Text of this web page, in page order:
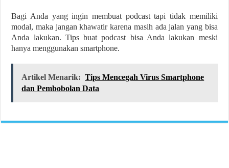
Bagi Anda yang ingin membuat podcast tapi tidak memiliki
modal, maka jangan khawatir karena masih ada jalan yang bisa
Anda lakukan. Tips buat podcast bisa Anda lakukan meski
hanya menggunakan smartphone.
Artikel Menarik: Tips Mencegah Virus Smartphone
dan Pembobolan Data